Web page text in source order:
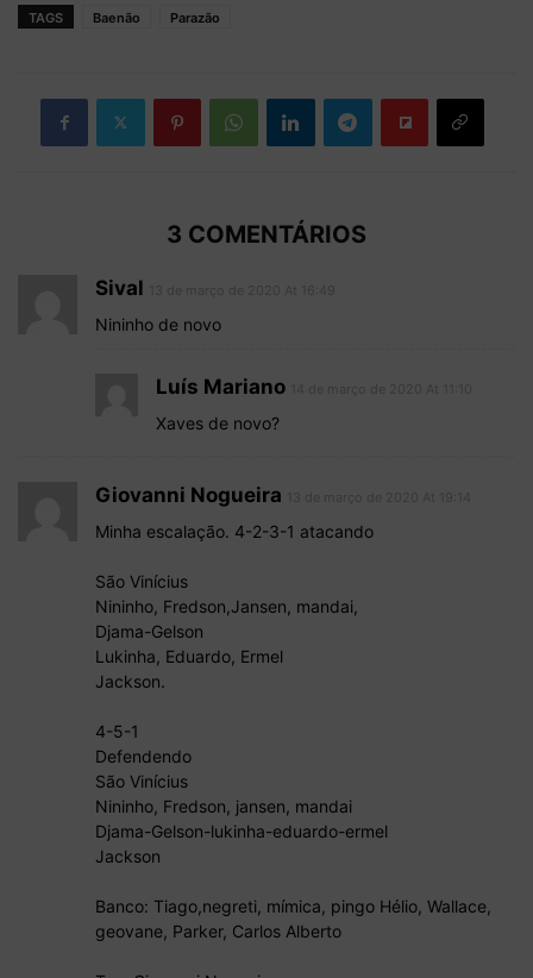
TAGS Baenão Parazão
3 COMENTÁRIOS
Sival
Nininho de novo
Luís Mariano
Xaves de novo?
Giovanni Nogueira
Minha escalação. 4-2-3-1 atacando
São Vinícius
Nininho, Fredson,Jansen, mandai,
Djama-Gelson
Lukinha, Eduardo, Ermel
Jackson.
4-5-1
Defendendo
São Vinícius
Nininho, Fredson, jansen, mandai
Djama-Gelson-lukinha-eduardo-ermel
Jackson
Banco: Tiago,negreti, mímica, pingo Hélio, Wallace,
geovane, Parker, Carlos Alberto